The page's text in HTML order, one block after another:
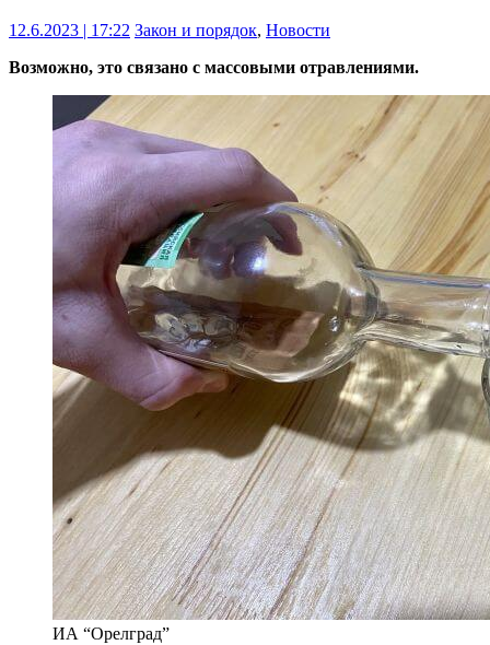
12.6.2023 | 17:22 Закон и порядок, Новости
Возможно, это связано с массовыми отравлениями.
ИА “Орелград”